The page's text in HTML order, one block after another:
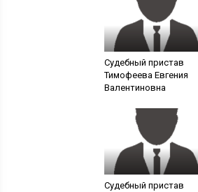
Судебный пристав
Тимофеева Евгения
Валентиновна
Судебный пристав